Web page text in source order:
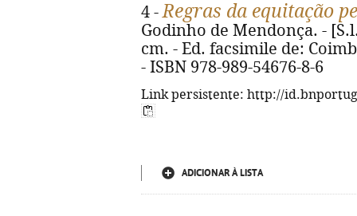
4 -Regras da equitação
Godinho de Mendonça. -
cm. - Ed. facsimile de:
- ISBN 978-989-54676-8-6
Link persistente: http://
ADICIONAR À LISTA